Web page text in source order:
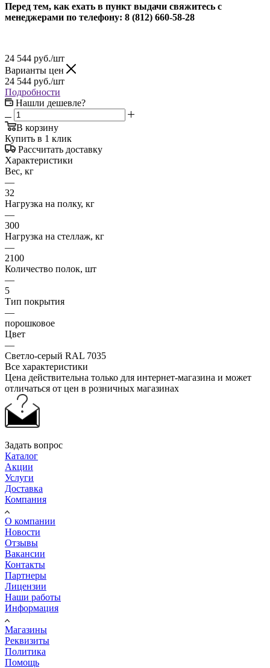
Перед тем, как ехать в пункт выдачи свяжитесь с
менеджерами по телефону: 8 (812) 660-58-28
24 544 руб./шт
Варианты цен
24 544 руб./шт
Подробности
Нашли дешевле?
В корзину
Купить в 1 клик
Рассчитать доставку
Характеристики
Вес, кг
—
32
Нагрузка на полку, кг
—
300
Нагрузка на стеллаж, кг
—
2100
Количество полок, шт
—
5
Тип покрытия
—
порошковое
Цвет
—
Светло-серый RAL 7035
Все характеристики
Цена действительна только для интернет-магазина и может
отличаться от цен в розничных магазинах
Задать вопрос
Каталог
Акции
Услуги
Доставка
Компания
О компании
Новости
Отзывы
Вакансии
Контакты
Партнеры
Лицензии
Наши работы
Информация
Магазины
Реквизиты
Политика
Помощь